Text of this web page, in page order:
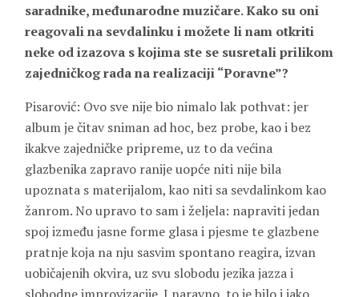
saradnike, međunarodne muzičare. Kako su oni
reagovali na sevdalinku i možete li nam otkriti
neke od izazova s kojima ste se susretali prilikom
zajedničkog rada na realizaciji “Poravne”?
Pisarović: Ovo sve nije bio nimalo lak pothvat: jer
album je čitav sniman ad hoc, bez probe, kao i bez
ikakve zajedničke pripreme, uz to da većina
glazbenika zapravo ranije uopće niti nije bila
upoznata s materijalom, kao niti sa sevdalinkom kao
žanrom. No upravo to sam i željela: napraviti jedan
spoj između jasne forme glasa i pjesme te glazbene
pratnje koja na nju sasvim spontano reagira, izvan
uobičajenih okvira, uz svu slobodu jezika jazza i